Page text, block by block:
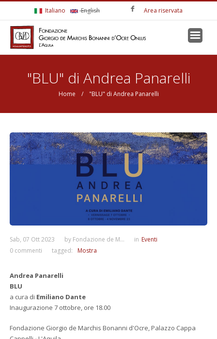
Italiano English Area riservata
"BLU" di Andrea Panarelli
Tu sei qui
Home / "BLU" di Andrea Panarelli
Sab, 07 Ott 2023 by Fondazione de M... in Eventi
0 commenti
tagged: Mostra
Andrea Panarelli
BLU
a cura di Emiliano Dante
Inaugurazione 7 ottobre, ore 18.00
Fondazione Giorgio de Marchis Bonanni d'Ocre, Palazzo Cappa